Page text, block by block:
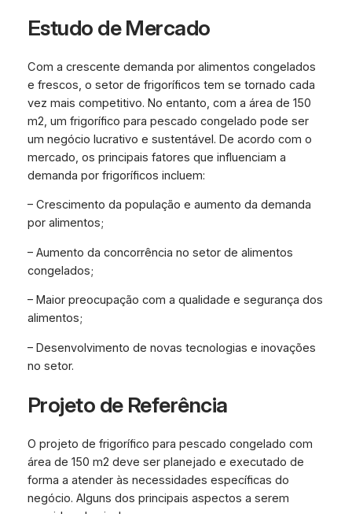
Estudo de Mercado
Com a crescente demanda por alimentos congelados
e frescos, o setor de frigoríficos tem se tornado cada
vez mais competitivo. No entanto, com a área de 150
m2, um frigorífico para pescado congelado pode ser
um negócio lucrativo e sustentável. De acordo com o
mercado, os principais fatores que influenciam a
demanda por frigoríficos incluem:
– Crescimento da população e aumento da demanda
por alimentos;
– Aumento da concorrência no setor de alimentos
congelados;
– Maior preocupação com a qualidade e segurança dos
alimentos;
– Desenvolvimento de novas tecnologias e inovações
no setor.
Projeto de Referência
O projeto de frigorífico para pescado congelado com
área de 150 m2 deve ser planejado e executado de
forma a atender às necessidades específicas do
negócio. Alguns dos principais aspectos a serem